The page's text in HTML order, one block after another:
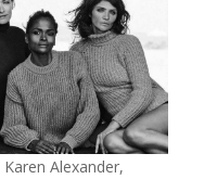
Alexander,